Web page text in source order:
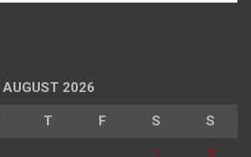
AUGUST 2026
T F S S